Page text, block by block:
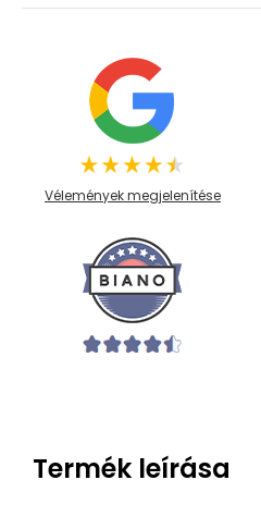
Vélemények megjelenítése
Termék leírása